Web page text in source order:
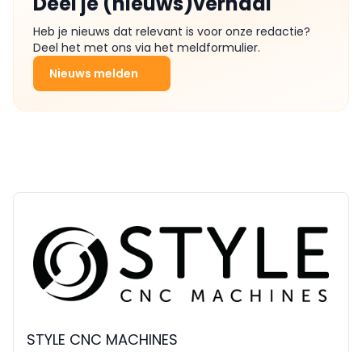
Heb je nieuws dat relevant is voor onze redactie?
Deel het met ons via het meldformulier.
Nieuws melden
STYLE CNC MACHINES